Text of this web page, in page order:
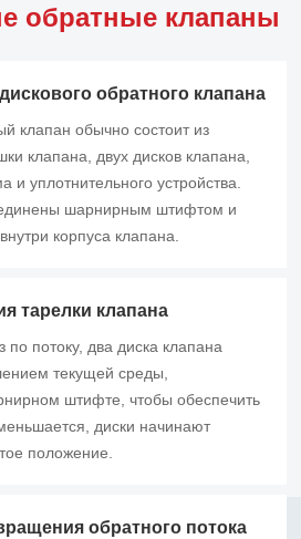
обратные клапаны
обратного клапана
клапан обычно состоит из
клапана, двух дисков клапана,
и уплотнительного устройства.
шарнирным штифтом и
корпуса клапана.
тарелки клапана
по потоку, два диска клапана
текущей среды,
штифте, чтобы обеспечить
диски начинают
положение.
обратного потока